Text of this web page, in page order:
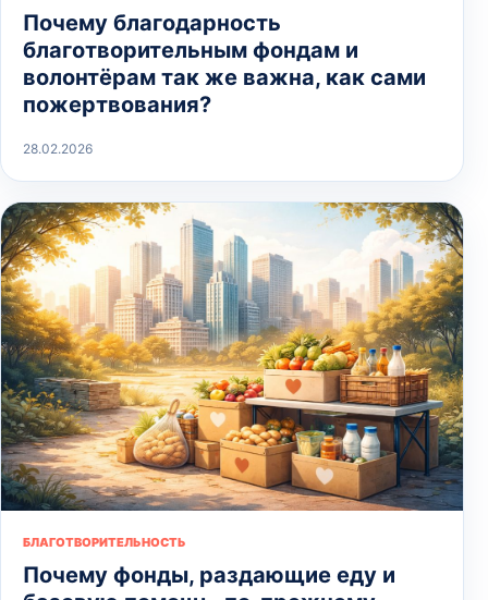
Почему благодарность
благотворительным фондам и
волонтёрам так же важна, как сами
пожертвования?
28.02.2026
БЛАГОТВОРИТЕЛЬНОСТЬ
Почему фонды, раздающие еду и